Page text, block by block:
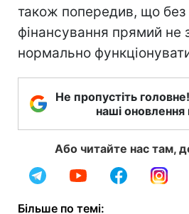
також попередив, що без
фінансування прямий не
нормально
Не пропустіть
наші оновлення
Або читайте нас там,
Більше по темі: